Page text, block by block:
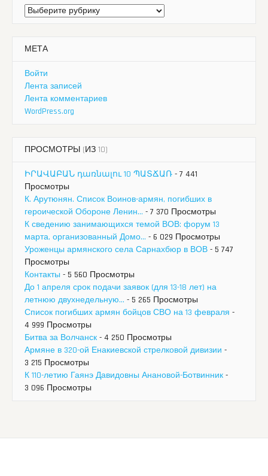
Рубрики
МЕТА
Войти
Лента записей
Лента комментариев
WordPress.org
ПРОСМОТРЫ (ИЗ 10)
ԻՐԱՎԱԲԱՆ դառնալու 10 ՊԱՏՃԱՌ - 7 441
Просмотры
К. Арутюнян. Список Воинов-армян, погибших в
героической Обороне Ленин... - 7 370 Просмотры
К сведению занимающихся темой ВОВ: форум 13
марта, организованный Домо... - 6 029 Просмотры
Уроженцы армянского села Сарнахбюр в ВОВ - 5 747
Просмотры
Контакты - 5 560 Просмотры
До 1 апреля срок подачи заявок (для 13-18 лет) на
летнюю двухнедельную... - 5 265 Просмотры
Список погибших армян бойцов СВО на 13 февраля -
4 999 Просмотры
Битва за Волчанск - 4 250 Просмотры
Армяне в 320-ой Енакиевской стрелковой дивизии -
3 215 Просмотры
К 110-летию Гаянэ Давидовны Анановой-Ботвинник -
3 096 Просмотры